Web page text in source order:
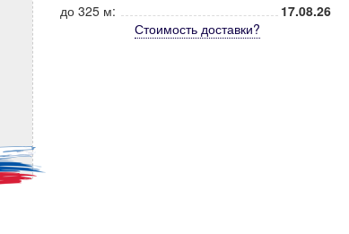
до 325 м:
17.08.26
Стоимость доставки?